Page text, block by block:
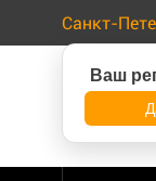
Санкт-
Ваш